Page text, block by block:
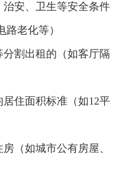
安、卫生等安全条件
老化等）
割出租的（如客厅隔
住面积标准（如12平
（如城市公有房屋、